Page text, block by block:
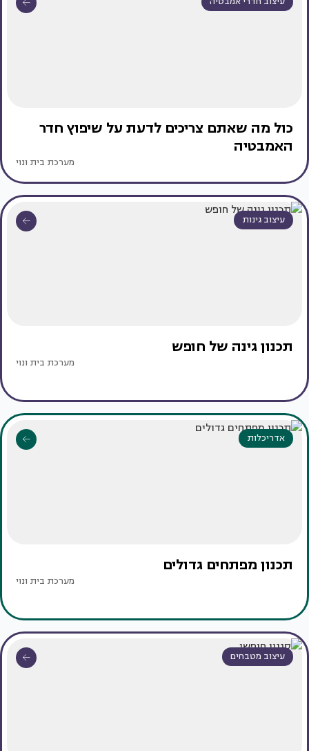
כול מה שאתם צריכים לדעת על שיפוץ חדר
האמבטיה
מערכת בית ונוי
עיצוב גינות
תכנון גינה של חופש
מערכת בית ונוי
אדריכלות
תכנון מפתחים גדולים
מערכת בית ונוי
עיצוב מטבחים